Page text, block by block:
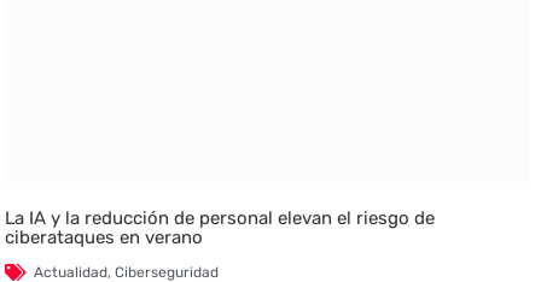
La IA y la reducción de personal elevan el riesgo de
ciberataques en verano
Actualidad,Ciberseguridad